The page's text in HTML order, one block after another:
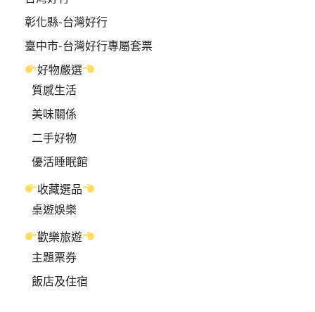
彰化縣-台灣好行
臺中市-台灣好行專屬套票
好物嚴選
質感生活
美味關係
二手好物
優活睡眠館
收藏選品
桌遊娛樂
歡樂旅遊
主題票券
飯店及住宿